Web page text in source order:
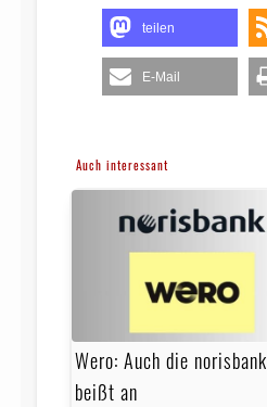
teilen
E-Mail
Auch interessant
Wero: Auch die norisbank
beißt an